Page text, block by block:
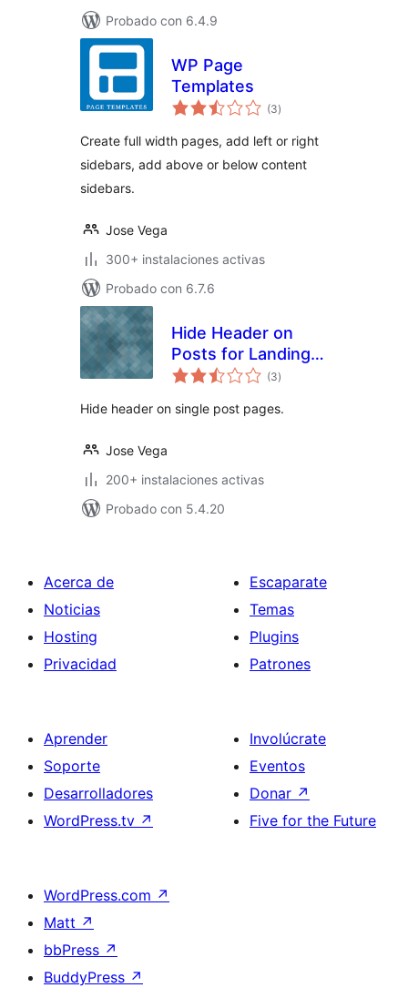
Probado con 6.4.9
WP Page
Templates
(3total
de
)
Create full width pages, add left or right
sidebars, add above or below content
sidebars.
Jose Vega
300+ instalaciones activas
Probado con 6.7.6
Hide Header on
Posts for Landing
Pages
(3total
de
)
Hide header on single post pages.
Jose Vega
200+ instalaciones activas
Probado con 5.4.20
Acerca de
Noticias
Hosting
Privacidad
Escaparate
Temas
Plugins
Patrones
Aprender
Soporte
Desarrolladores
WordPress.tv ↗
Involúcrate
Eventos
Donar ↗
Five for the Future
WordPress.com ↗
Matt ↗
bbPress ↗
BuddyPress ↗